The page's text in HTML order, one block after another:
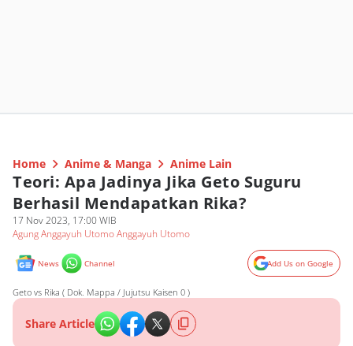
Home Anime & Manga Anime Lain
Teori: Apa Jadinya Jika Geto Suguru
Berhasil Mendapatkan Rika?
17 Nov 2023, 17:00 WIB
Agung Anggayuh Utomo Anggayuh Utomo
News Channel Add Us on Google
Geto vs Rika ( Dok. Mappa / Jujutsu Kaisen 0 )
Share Article